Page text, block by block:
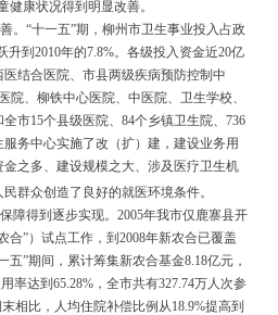
健康状况得到明显改善。
。 “十一五”期，柳州市卫生事业投入占政
升到 2010年的7.8%。各级投入资金近20亿
结合医院、市县两级疾病预防控制中
院、柳铁中心医院、中医院、卫生学校、
全市15个县级医院、 84个乡镇卫生院、 736
服务中心实施了改（扩）建，建设业务用
之多、建设规模之大、涉及医疗卫生机
群众创造了良好的就医环境条件。
障得到逐步实现。 2005年我市仅鹿寨县开
合”）试点工作，到 2008年新农合已覆盖
五”期间，累计筹集新农合基金8.18亿元，
率达到 65.28% ，全市共有327.74万人次参
相比，人均住院补偿比例从18.9%提高到